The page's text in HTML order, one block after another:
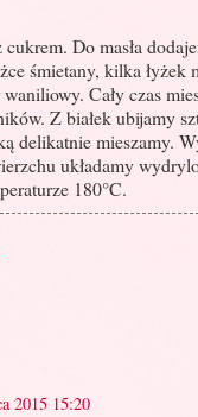
cukrem. Do masła
śmietany, kilka łyżek
Cały czas
Z białek ubijamy
delikatnie mieszamy.
układamy
180°C.
2015 15:20